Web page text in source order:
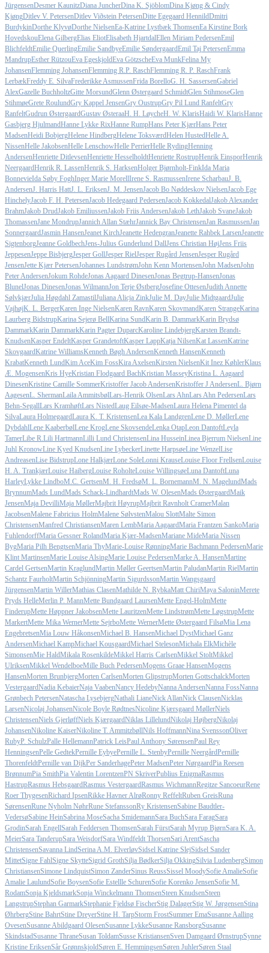
JürgensenDesmer KaunitzDiana JuncherDina K. SjöblomDina Kjøng & Cindy
KjøngDitlev V. PetersenDitlev Viðstein PetersenDitte Egegaard HennildDmitri
BurdykinDorthe KlyvøDorthe NielsenEa-Katrine Lystbæk ThomsenEa Kirstine Bork
HovedskouElena GilbergElias EliotElisabeth HjartdalEllen Miriam PedersenEmil
BlichfeldtEmilie QuerlingEmilie SandbyeEmilie SøndergaardEmil Taj PetersenEmma
MandrupEsther RützouEva EgeskjoldEva GötzscheEva MunkFelina My
JohansenFlemming JohansenFlemming R.P. RaschFlemming R. P. RaschFrank
LerbækFreddy E. SilvaFrederikke AsmussenFrida BorelloG. H. SassersenGabriel
AlexGazelle BuchholtzGitte MorsundGlenn Østergaard SchmidtGlen StihmoseGlen
StihmøeGrete RoulundGry Kappel JensenGry OustrupGry Pil Lund RanfeltGry
RanfeltGudrun ØstergaardGustav ØsteraaH. H. LøycheH. W. KlarisHaidi W. KlarisHanne
Gasbjerg HjulmandHanne Lykke RixHanne RumpHans Peter KjærHans Peter
MadsenHeidi BobjergHelene HindbergHelene ToksværdHelen HustedHelle A.
NissenHelle JakobsenHelle LenschowHelle PerrierHelle RydingHenning
AndersenHenriette DitlevsenHenriette HesselholdtHenriette RostrupHenrik EinsporHenrik
NeergaardHenrik R. LassenHenrik S. HarksenHolger Bjørnholt-FinkIda Maria
BonnevieIda Søby FoghInger Marie MorellIrene S. RasmussenIrene ScharbauJ. B.
AndersenJ. Harris HattJ. L. EriksenJ. M. JensenJacob Bo Nøddeskov NielsenJacob Ege
HinchelyJacob F. H. PetersenJacob Hedegaard PedersenJacob KokkedalJakob Alexander
BrahmJakob DrudJakob EmiliussenJakob Friis AndersenJakob LethJakob SvaneJakob
ThomassenJane MondrupJannich Allan StæhrJannick Bay ChristensenJan RasmussenJan
SonnergaardJasmin HansenJeanet KirchJeanette HedengranJeanette Rahbek LarsenJeanette
SigtenborgJeanne GoldbechJens-Julius Gunderlund DallJens Christian HøjJens Friis
JeppesenJeppe BisbjergJesper GollJesper RielJesper Rugård JensenJesper Rugård
JensenJette Kjær PetersenJohannes LundstrømJohn Kenn MortensenJohn MadsenJohn
Peter AndersenJokum RohdeJonas Aagaard DinesenJonas Begtrup-HansenJonas
BlunelJonas DinesenJonas WilmannJon Terje ØstbergJosefine OttesenJudith Annette
SølvkjærJulia Høgdahl ZamastilJuliana Alicja ZinkJulie M. DayJulie MidtgaardJulie
VajhøjK. L. BergerKaren Inge NielsenKaren RavnKaren SkovmandKaren StrangeKarina
Laurberg BidstrupKarina Sejerø BellKarina SundKarin B. DammarkKarin Brydsø
DammarkKarin DammarkKarin Pagter DuparcKaroline LindebjergKarsten Brandt-
KnudsenKasper EndeltKasper GrandetoftKasper LappKatja NilsenKat LassenKatrine
SkovgaardKatrine WilliamsKenneth Bøgh AndersenKenneth HansenKenneth
KrabatKenneth LundKim AceKim FossKira AxelsenKirsten NielsenKit Inez KøhlerKlaus
Æ. MogensenKris HyeKristian Flodgaard BachKristian MasseyKristina L. Aagaard
DinesenKristine Camille SommerKristoffer Jacob AndersenKristoffer J AndersenL. Bjørn
AagesenL. ShermanLaila AmmitsbølLars-Henrik OlsenLars AhnLars Ahn PedersenLars
Behn-SegallLars KramhøftLars NistedLaug Eilsøe-MadsenLaura Helena Pimentel da
SilvaLaura HolmegaardLaura K. T. KristensenLea Kala LandgrenLene D. MøllerLene
DybdahlLene KaaberbølLene KrogLene SkovsendeLenka OtapLeon DantoftLeyla
TamerLibe R.Lili HartmannLilli Lund ChristensenLina HusseinLinea Bjerrum NielsenLine
Juhl KronowLine Kyed KnudsenLine LybeckerLinette HarpsøeLine WenzelLise
AndreasenLise BidstrupLone HalkjærLone SoleLonni KrauseLouise Floor FrellsenLouise
H. A. TrankjærLouise HaibergLouise RoholteLouise WillingsøeLuna DantoftLuna
HarleyLykke LindboM.C. GertsenM. H. FredsøM. L. BornemannM. N. MagelundMads
BrynnumMads LundMads Schack-LindhardtMads W. OlesenMads ØstergaardMaik
JensenMaja DevilliMaja MøllerMajbrit HøyrupMajbrit Ravnholt CramerMalan
JacobsenMalene Fabricius HolmMalene SølvstenMalou SlottMalte Simon
ChristensenManfred ChristiansenMaren LembMaria AagaardMaria Frantzen SankoMaria
FuhlendorffMaria Gessner RolandMaria Kjær-MadsenMariane MideMaria Nissen
BygMaria Pilh BengtsenMaria ThyMarie-Louise RønningMarie Bachmann PedersenMarie
Klint MartinsenMarie Louise AlsingMarie Louise PedersenMarke A. HansenMartine
Cardel GertsenMartin KraglundMartin Møller GeertsenMartin PaludanMartin RielMartin
Schantz FaurholtMartin SchjönningMartin SigurdssonMartin Wangsgaard
JürgensenMartin WillerMathias ClasenMathilde N. RybkaMatt ChiriMaya SaloninMerete
Pryds HelleMerlin P. MannMette Bundgaard LaursenMette Engel-HolmMette
FinderupMette Høppner JakobsenMette LauritzenMette LindstrømMette LøgstrupMette
MarkertMette Mika WernerMette SejrboMette WernerMette Østergaard FilsøMia Lena
EngebretsenMia Louw HåkonsenMichael B. HansenMichael DystMichael Ganz
AndersenMichael KampMichael KousgaardMichael StelesonMichala ElkMichèle
SimonsenMie HaldMikala RosenkildeMikkel Harris CarlsenMikkel StoltMikkel
UlriksenMikkel WendelboeMille Buch PedersenMogens Graae HansenMogens
HansenMorten BrunbjergMorten CarlsenMorten GlipstrupMorten GottschalckMorten
VestergaardNadia KebaierNaja VaabenNancy HedebyNanna AndersenNanna FossNanna
Grønbech PetersenNatascha LysebjergNathali LianeNick AllanNick ClausenNicklas
LarsenNicolaj JohansenNicole Boyle RødtnesNicoline Kjærsgaard MøllerNiels
ChristensenNiels GjerløffNiels KjærgaardNiklas LillelundNikolaj HøjbergNikolaj
JohansenNikoline KaiserNikoline T. AmmitzbøllNils HoffmannNina SvenssonOliver
RubyP. SchulzPalle HellemannPatrick LeisPaul Anthony SørensenPaul Rey
HenningsenPelle GedtekPernille EybyePernille L. StenbyPernille NeergårdPernille
ThorenfeldtPernille van DijkPer SanderhagePeter MadsenPeter NørgaardPia Reesen
BrønnumPia SmithPia Valentin LorentzenPN SkriverPublius EnigmaRasmus
HastrupRasmus HebsgaardRasmus VestergaardRasmus WichmannRegitze SancoeurRene
Roer ThygesenRichard IpsenRikke Havner AlrøRonny ReffeltRuben GreisRuna
SørensenRune Nyholm NøhrRune StefanssonRy KristensenSabine Baudtler-
VedersøSabine HeinSabrina MoseSacha SmidemannSara BuchSara FaragSara
GrodinSarah EngellSarah Feddersen ThomsenSarah FürstSarah Myrup BjørnSara K. A.
MeierSara TanderupSara WeisdorfSara Windfeldt ThorsenSari ArentSascha
ChristensenSavanna LindSerina A.M. ElverløvSidsel Katrine SlejSidsel Sander
MittetSigne FahlSigne SkytteSigrid GrothSilja BødkerSilja OkkingSilvia LudenbergSimon
ChristiansenSimone LindquistSimon ZanderSinus ReussSissel MoodySofie AmalieSofie
Amalie LaulundSofie BoysenSofie Estellle SchurenSofie Korenko JensenSofie M.
RodamSonja KjeldsmarkSonja Winckelmann ThomsenSteen KnudsenSteen
LangstrupStephan GarmarkStephanie Fjeldsø FischerStig DalagerStig W. JørgensenStina
ØhrbergStine BahrtStine DreyerStine H. TarpStorm FrostSummer EmaSusanne Aalling
OvesenSusanne Abildgaard OlesenSusanne LykkeSusanne RansborgSusanne
SkindstadSusanne ThraneSusan ToldamSusse KristiansenSven Damgaard ØrnstrupSynne
Kristine EriksenSår GrønnskjoldSøren E. HemmingsenSøren JuhlerSøren Staal